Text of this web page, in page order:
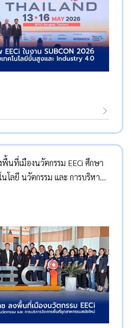
นที่เมืองนวัตกรรม EECi ศึกษา
โลยี นวัตกรรม และ การบริหาร